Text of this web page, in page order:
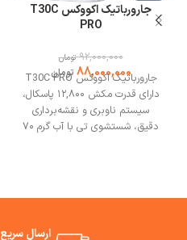
جارورباتیک اکووکس T30C
PRO
92,000,000 تومان
88,000,000 تومان
جارورباتیک اکووکس T30C PRO
دارای قدرت مکش ۱۲,۸۰۰ پاسکال،
سیستم ناوبری و نقشه‌برداری
دقیق، شستشوی تی با آب گرم ۷۰
ارسال سریع